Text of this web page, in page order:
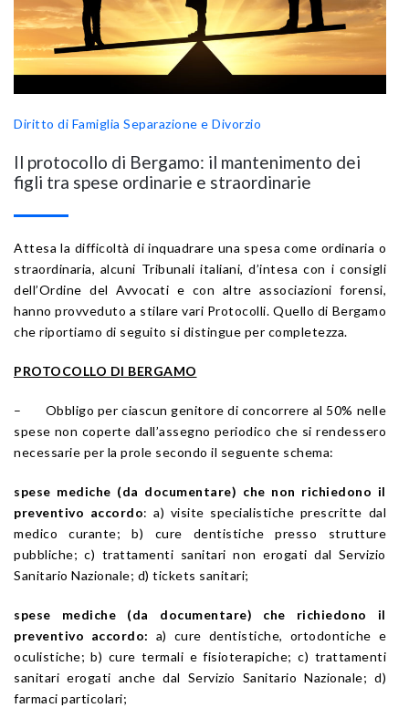
Diritto di Famiglia Separazione e Divorzio
Il protocollo di Bergamo: il mantenimento dei
figli tra spese ordinarie e straordinarie
Attesa la difficoltà di inquadrare una spesa come ordinaria o
straordinaria, alcuni Tribunali italiani, d’intesa con i consigli
dell’Ordine del Avvocati e con altre associazioni forensi,
hanno provveduto a stilare vari Protocolli. Quello di Bergamo
che riportiamo di seguito si distingue per completezza.
PROTOCOLLO DI BERGAMO
– Obbligo per ciascun genitore di concorrere al 50% nelle
spese non coperte dall’assegno periodico che si rendessero
necessarie per la prole secondo il seguente schema:
spese mediche (da documentare) che non richiedono il
preventivo accordo: a) visite specialistiche prescritte dal
medico curante; b) cure dentistiche presso strutture
pubbliche; c) trattamenti sanitari non erogati dal Servizio
Sanitario Nazionale; d) tickets sanitari;
spese mediche (da documentare) che richiedono il
preventivo accordo: a) cure dentistiche, ortodontiche e
oculistiche; b) cure termali e fisioterapiche; c) trattamenti
sanitari erogati anche dal Servizio Sanitario Nazionale; d)
farmaci particolari;